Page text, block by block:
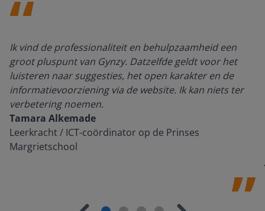
Ik vind de professionaliteit en behulpzaamheid een
groot pluspunt van Gynzy. Datzelfde geldt voor het
luisteren naar suggesties, het open karakter en de
informatievoorziening via de website. Ik kan niets ter
verbetering noemen.
Tamara Alkemade
Leerkracht / ICT-coördinator op de Prinses
Margrietschool